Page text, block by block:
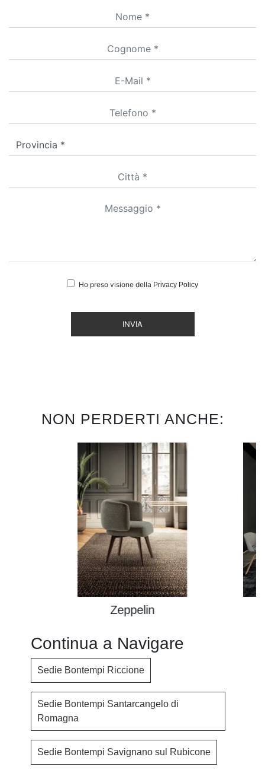
Ho preso visione della Privacy Policy
INVIA
NON PERDERTI ANCHE:
Zeppelin
Continua a Navigare
Sedie Bontempi Riccione
Sedie Bontempi Santarcangelo di
Romagna
Sedie Bontempi Savignano sul Rubicone